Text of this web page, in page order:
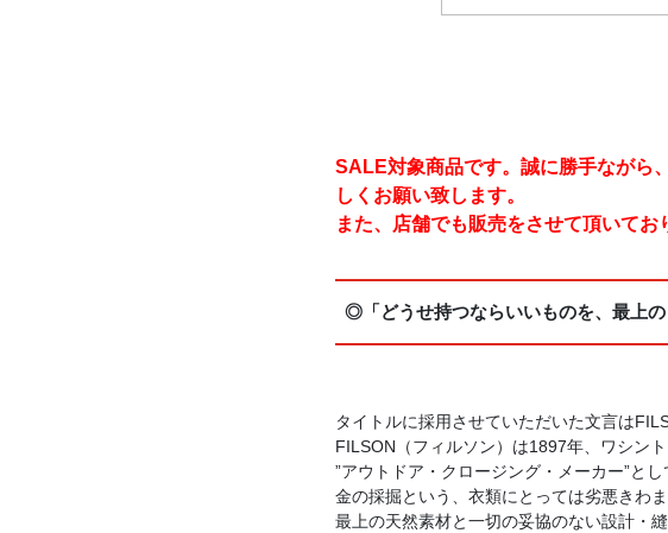
SALE対象商品です。誠に勝手ながら
しくお願い致します。
また、店舗でも販売をさせて頂いて
◎「どうせ持つならいいものを、最上の
タイトルに採用させていただいた文言は
FILSON（フィルソン）は1897年、ワシン
”アウトドア・クロージング・メーカー”とし
金の採掘という、衣類にとっては劣悪きわ
最上の天然素材と一切の妥協のない設計・